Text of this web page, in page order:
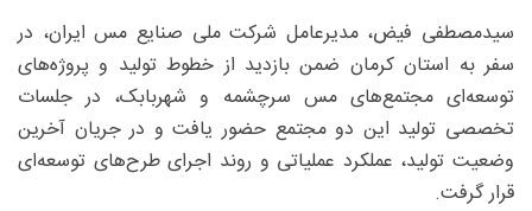
سیدمصطفی فیض، مدیرعامل شرکت ملی صنایع مس ایران، در
سفر به استان کرمان ضمن بازدید از خطوط تولید و پروژه‌های
توسعه‌ای مجتمع‌های مس سرچشمه و شهربابک، در جلسات
تخصصی تولید این دو مجتمع حضور یافت و در جریان آخرین
وضعیت تولید، عملکرد عملیاتی و روند اجرای طرح‌های توسعه‌ای
قرار گرفت.